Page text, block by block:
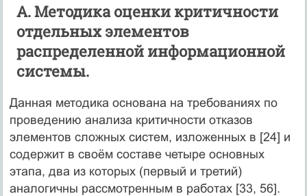
А. Методика оценки критичности
отдельных элементов
распределенной информационной
системы.
Данная методика основана на требованиях по
проведению анализа критичности отказов
элементов сложных систем, изложенных в [24] и
содержит в своём составе четыре основных
этапа, два из которых (первый и третий)
аналогичны рассмотренным в работах [33, 56].